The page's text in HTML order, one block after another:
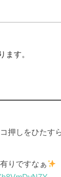
ます。
押しをひたす
りですなぁ